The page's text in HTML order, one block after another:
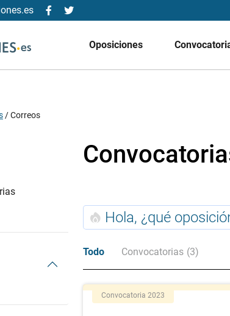
Oposiciones
/Correos
Todo Convocatorias (3)
Convocatoria 2023